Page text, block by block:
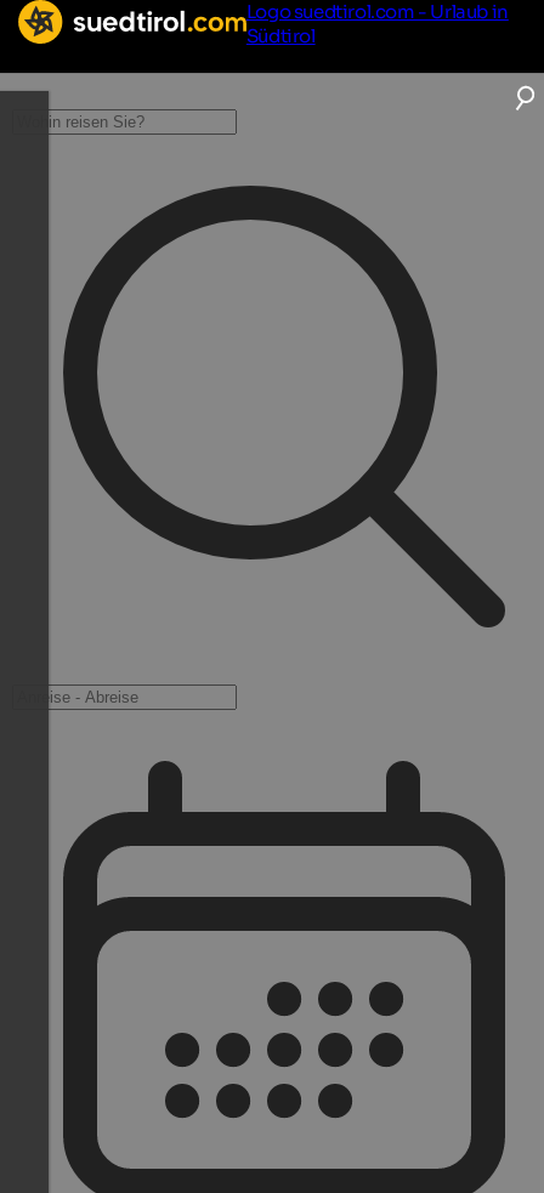
Logo suedtirol.com - Urlaub in
Südtirol